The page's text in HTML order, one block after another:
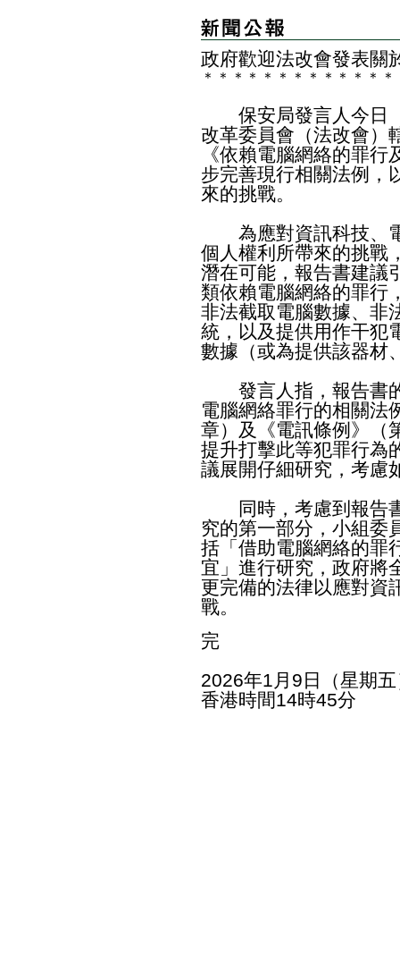
政府歡迎法改會發表關
＊ ＊ ＊ ＊ ＊ ＊ ＊ ＊ ＊ ＊ ＊ ＊ ＊
保安局發言人今日（
改革委員會（法改會）
《依賴電腦網絡的罪
步完善現行相關法例，
來的挑戰。
為應對資訊科技、電
個人權利所帶來的挑戰
潛在可能，報告書建議
類依賴電腦網絡的罪行
非法截取電腦數據、非
統，以及提供用作干犯
數據（或為提供該器材
發言人指，報告書的
電腦網絡罪行的相關法
章）及《電訊條例》（
提升打擊此等犯罪行為
議展開仔細研究，考慮
同時，考慮到報告書
究的第一部分，小組委
括「借助電腦網絡的罪
宜」進行研究，政府將
更完備的法律以應對資
戰。
完
2026年1月9日（星期
香港時間14時45分